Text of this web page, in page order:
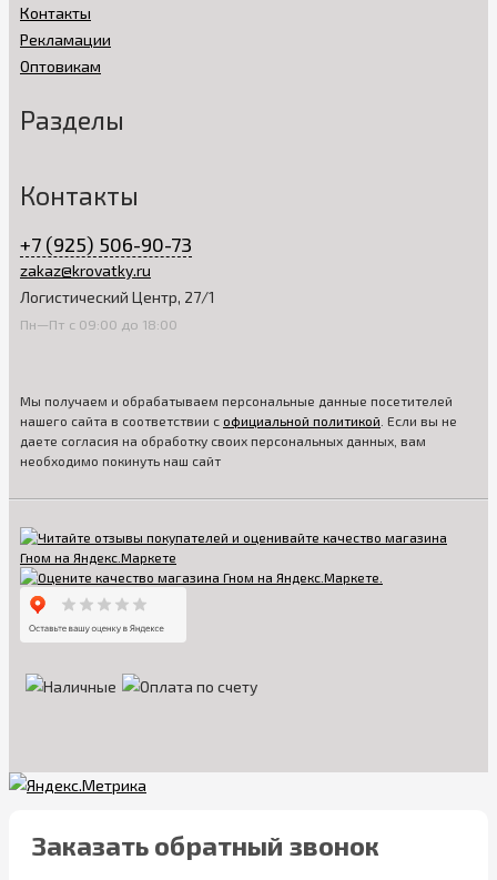
Контакты
Рекламации
Оптовикам
Разделы
Контакты
+7 (925) 506-90-73
zakaz@krovatky.ru
Логистический Центр, 27/1
Пн—Пт с 09:00 до 18:00
Мы получаем и обрабатываем персональные данные посетителей
нашего сайта в соответствии с официальной политикой . Если вы не
даете согласия на обработку своих персональных данных, вам
необходимо покинуть наш сайт
Заказать обратный звонок